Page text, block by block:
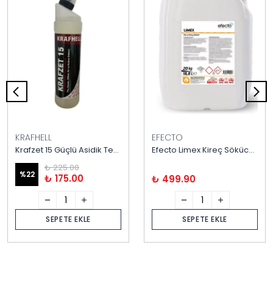
KRAFHELL
Krafzet 15 Güçlü Asidik Temizlik Ürünü – Profesyonel Kireç ve Pas Sökücü
%22
₺ 225.00
₺ 175.00
SEPETE EKLE
EFECTO
Efecto Limex Kireç Sökücü 20 kg
₺ 499.90
SEPETE EKLE